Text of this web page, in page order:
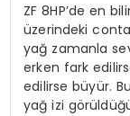
ZF 8HP’de en
üzerindeki conta
yağ zamanla
erken fark
edilirse büyür.
yağ izi